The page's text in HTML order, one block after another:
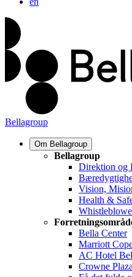
Bellagroup
Om Bellagroup
Bellagroup
Direktion og
Vision,
Health &
Bella Center
Marriott
AC Hotel
Crowne